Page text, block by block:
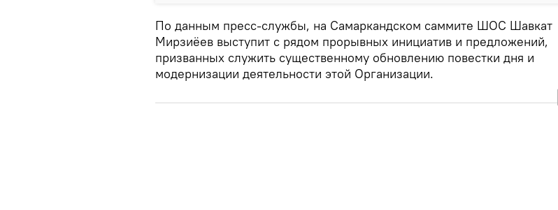
По данным пресс-службы, на Самаркандском саммите ШОС Шавкат
Мирзиёев выступит с рядом прорывных инициатив и предложений,
призванных служить существенному обновлению повестки дня и
модернизации деятельности этой Организации.